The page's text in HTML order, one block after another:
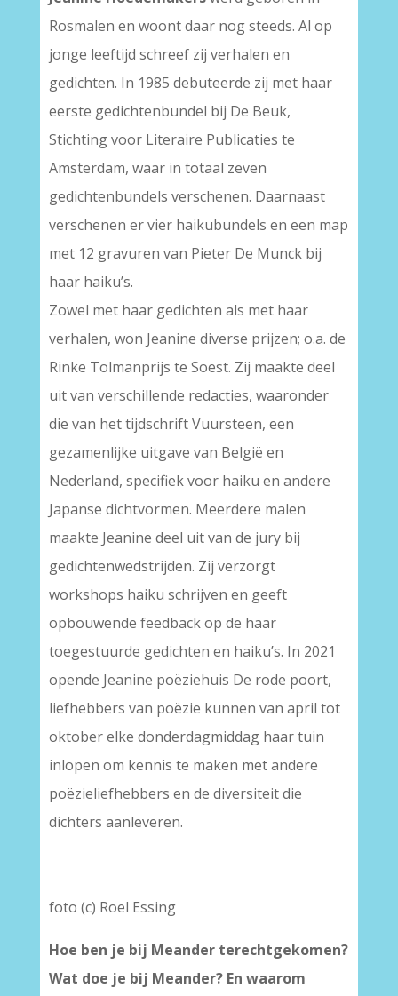
Rosmalen en woont daar nog steeds. Al op
jonge leeftijd schreef zij verhalen en
gedichten. In 1985 debuteerde zij met haar
eerste gedichtenbundel bij De Beuk,
Stichting voor Literaire Publicaties te
Amsterdam, waar in totaal zeven
gedichtenbundels verschenen. Daarnaast
verschenen er vier haikubundels en een map
met 12 gravuren van Pieter De Munck bij
haar haiku’s.
Zowel met haar gedichten als met haar
verhalen, won Jeanine diverse prijzen; o.a. de
Rinke Tolmanprijs te Soest. Zij maakte deel
uit van verschillende redacties, waaronder
die van het tijdschrift Vuursteen, een
gezamenlijke uitgave van België en
Nederland, specifiek voor haiku en andere
Japanse dichtvormen. Meerdere malen
maakte Jeanine deel uit van de jury bij
gedichtenwedstrijden. Zij verzorgt
workshops haiku schrijven en geeft
opbouwende feedback op de haar
toegestuurde gedichten en haiku’s. In 2021
opende Jeanine poëziehuis De rode poort,
liefhebbers van poëzie kunnen van april tot
oktober elke donderdagmiddag haar tuin
inlopen om kennis te maken met andere
poëzieliefhebbers en de diversiteit die
dichters aanleveren.
foto (c) Roel Essing
Hoe ben je bij Meander terechtgekomen?
Wat doe je bij Meander? En waarom